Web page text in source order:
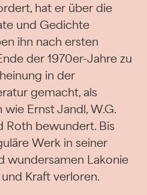
hat er über die
und Gedichte
ihn nach ersten
der 1970er-Jahre zu
in der
gemacht, als
Ernst Jandl, W.G.
Roth bewundert. Bis
Werk in seiner
wundersamen Lakonie
Kraft verloren.